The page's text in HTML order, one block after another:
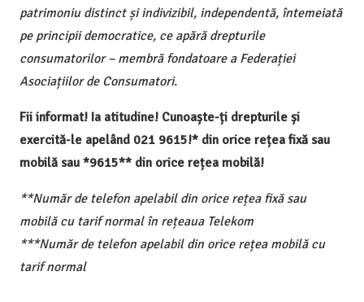
patrimoniu distinct și indivizibil, independentă, întemeiată
pe principii democratice, ce apără drepturile
consumatorilor – membră fondatoare a Federației
Asociațiilor de Consumatori.
Fii informat! Ia atitudine! Cunoaște-ți drepturile și
exercită-le apelând 021 9615!* din orice rețea fixă sau
mobilă sau *9615** din orice rețea mobilă!
**Număr de telefon apelabil din orice rețea fixă sau
mobilă cu tarif normal în rețeaua Telekom
***Număr de telefon apelabil din orice rețea mobilă cu
tarif normal